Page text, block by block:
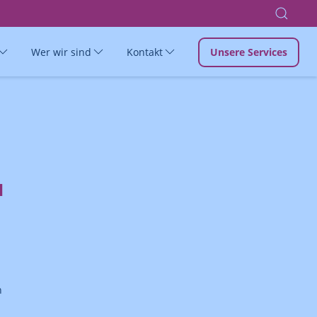
Wer wir sind Kontakt Unsere Services